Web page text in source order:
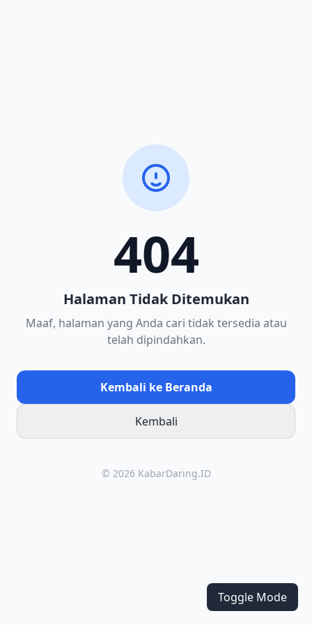
404
Halaman Tidak Ditemukan
Maaf, halaman yang Anda cari tidak tersedia atau
telah dipindahkan.
Kembali ke Beranda
Kembali
© 2026 KabarDaring.ID
Toggle Mode